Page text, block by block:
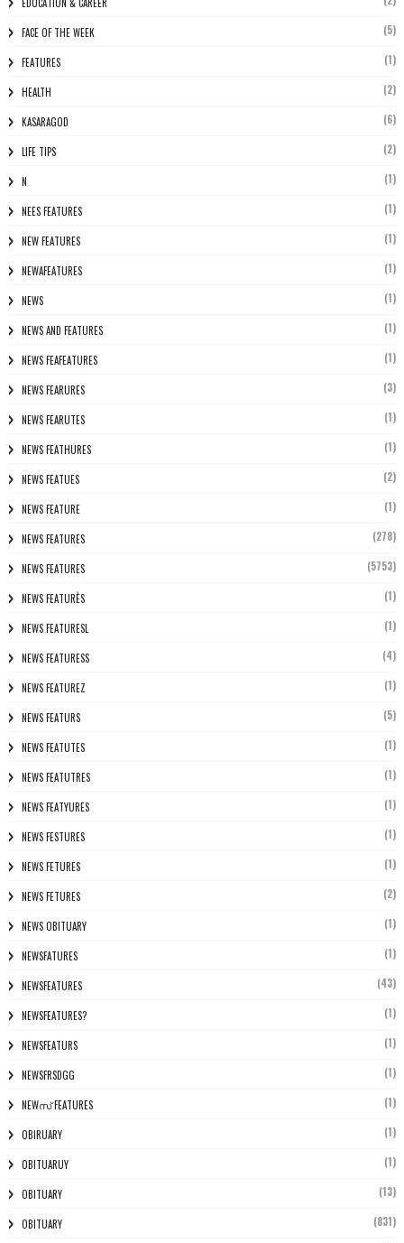
FACE OF THE WEEK (5)
FEATURES (1)
HEALTH (2)
KASARAGOD (6)
LIFE TIPS (2)
N (1)
NEES FEATURES (1)
NEW FEATURES (1)
NEWAFEATURES (1)
NEWS (1)
NEWS AND FEATURES (1)
NEWS FEAFEATURES (1)
NEWS FEARURES (3)
NEWS FEARUTES (1)
NEWS FEATHURES (1)
NEWS FEATUES (2)
NEWS FEATURE (1)
NEWS FEATURES (278)
NEWS FEATURES (5753)
NEWS FEATURÈS (1)
NEWS FEATURESL (1)
NEWS FEATURESS (4)
NEWS FEATUREZ (1)
NEWS FEATURS (5)
NEWS FEATUTES (1)
NEWS FEATUTRES (1)
NEWS FEATYURES (1)
NEWS FESTURES (1)
NEWS FETURES (1)
NEWS FETURES (2)
NEWS OBITUARY (1)
NEWSFATURES (1)
NEWSFEATURES (43)
NEWSFEATURES? (1)
NEWSFEATURS (1)
NEWSFRSDGG (1)
NEWസ് FEATURES (1)
OBIRUARY (1)
OBITUARUY (1)
OBITUARY (13)
OBITUARY (831)